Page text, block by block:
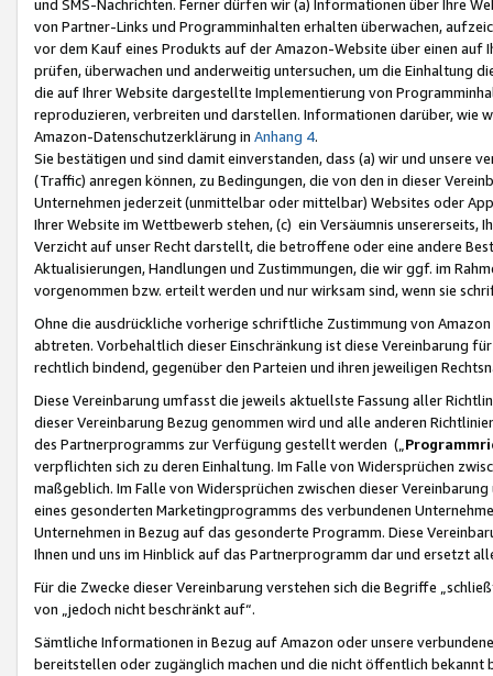
und SMS-Nachrichten. Ferner dürfen wir (a) Informationen über Ihre
von Partner-Links und Programminhalten erhalten überwachen,
vor dem Kauf eines Produkts auf der Amazon-Website über einen
prüfen, überwachen und anderweitig untersuchen, um die Einhaltung
die auf Ihrer Website dargestellte Implementierung von
reproduzieren, verbreiten und darstellen. Informationen darüber, wie
Amazon-Datenschutzerklärung in Anhang 4.
Sie bestätigen und sind damit einverstanden, dass (a) wir und
(Traffic) anregen können, zu Bedingungen, die von den in dieser
Unternehmen jederzeit (unmittelbar oder mittelbar) Websites oder
Ihrer Website im Wettbewerb stehen, (c) ein Versäumnis unsererseits,
Verzicht auf unser Recht darstellt, die betroffene oder eine andere
Aktualisierungen, Handlungen und Zustimmungen, die wir ggf. im
vorgenommen bzw. erteilt werden und nur wirksam sind, wenn sie
Ohne die ausdrückliche vorherige schriftliche Zustimmung von
abtreten. Vorbehaltlich dieser Einschränkung ist diese Vereinbarung
rechtlich bindend, gegenüber den Parteien und ihren jeweiligen
Diese Vereinbarung umfasst die jeweils aktuellste Fassung aller
dieser Vereinbarung Bezug genommen wird und alle anderen
des Partnerprogramms zur Verfügung gestellt werden („
verpflichten sich zu deren Einhaltung. Im Falle von Widersprüchen
maßgeblich. Im Falle von Widersprüchen zwischen dieser
eines gesonderten Marketingprogramms des verbundenen
Unternehmen in Bezug auf das gesonderte Programm. Diese
Ihnen und uns im Hinblick auf das Partnerprogramm dar und ersetzt
Für die Zwecke dieser Vereinbarung verstehen sich die Begriffe
von „jedoch nicht beschränkt auf“.
Sämtliche Informationen in Bezug auf Amazon oder unsere
bereitstellen oder zugänglich machen und die nicht öffentlich